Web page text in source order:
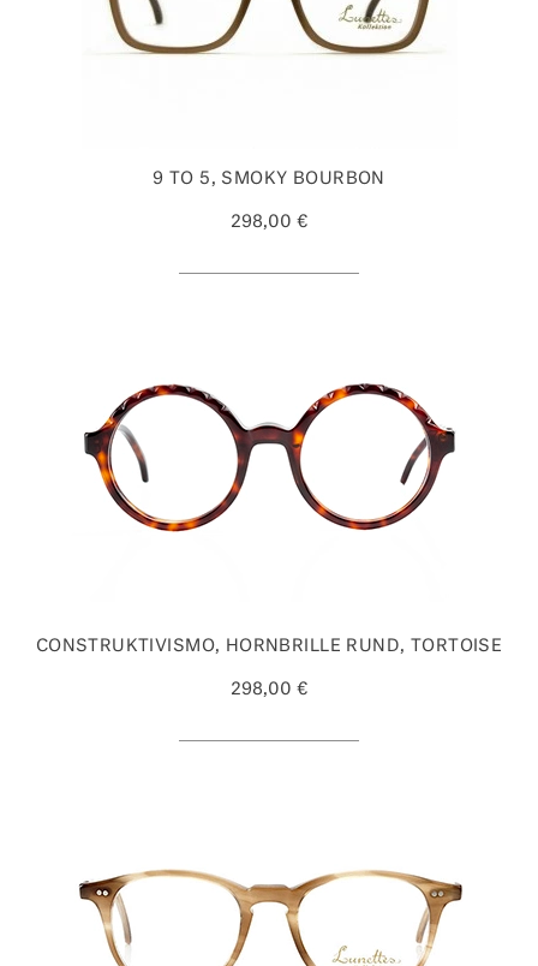
9 TO 5, SMOKY BOURBON
298,00 €
CONSTRUKTIVISMO, HORNBRILLE RUND, TORTOISE
298,00 €